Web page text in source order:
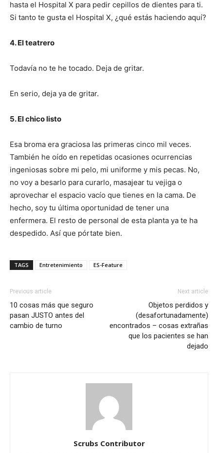
hasta el Hospital X para pedir cepillos de dientes para ti.
Si tanto te gusta el Hospital X, ¿qué estás haciendo aquí?
4. El teatrero
Todavía no te he tocado. Deja de gritar.
En serio, deja ya de gritar.
5. El chico listo
Esa broma era graciosa las primeras cinco mil veces.
También he oído en repetidas ocasiones ocurrencias
ingeniosas sobre mi pelo, mi uniforme y mis pecas. No,
no voy a besarlo para curarlo, masajear tu vejiga o
aprovechar el espacio vacío que tienes en la cama. De
hecho, soy tu última oportunidad de tener una
enfermera. El resto de personal de esta planta ya te ha
despedido. Así que pórtate bien.
TAGS Entretenimiento ES-Feature
Previous article
10 cosas más que seguro
pasan JUSTO antes del
cambio de turno
Next article
Objetos perdidos y
(desafortunadamente)
encontrados – cosas extrañas
que los pacientes se han
dejado
Scrubs Contributor